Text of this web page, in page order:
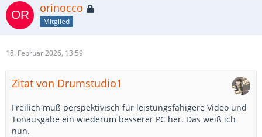
orinocco
Mitglied
18. Februar 2026, 13:59
Zitat von Drumstudio1
Freilich muß perspektivisch für leistungsfähigere Video und
Tonausgabe ein wiederum besserer PC her. Das weiß ich
nun.